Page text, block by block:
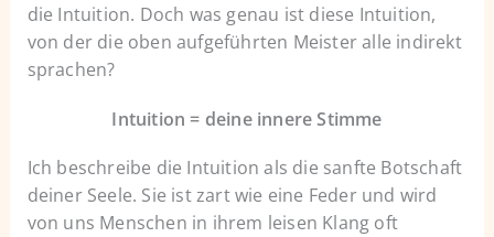
die Intuition. Doch was genau ist diese Intuition,
von der die oben aufgeführten Meister alle indirekt
sprachen?
Intuition = deine innere Stimme
Ich beschreibe die Intuition als die sanfte Botschaft
deiner Seele. Sie ist zart wie eine Feder und wird
von uns Menschen in ihrem leisen Klang oft